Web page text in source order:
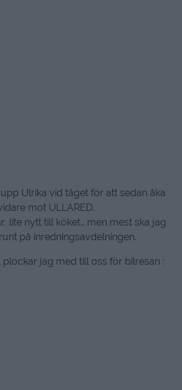
Ulrika vid tåget för att sedan åka
mot ULLARED.
lite nytt till köket… men mest ska jag
på inredningsavdelningen.
plockar jag med till oss för bilresan :